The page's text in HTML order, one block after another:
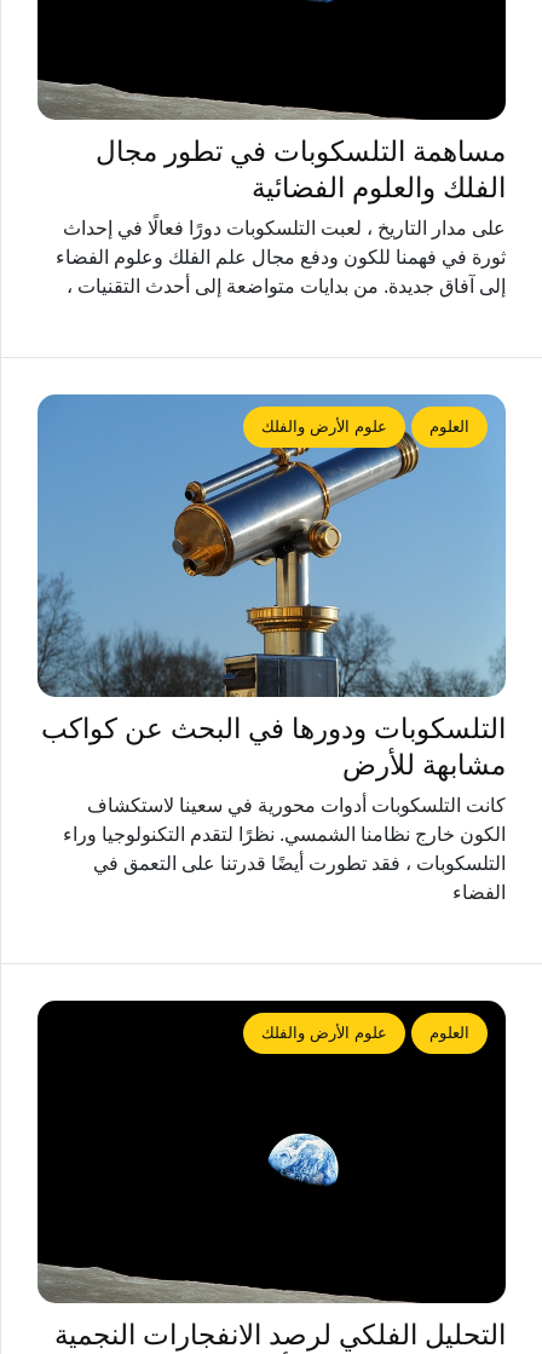
مساهمة التلسكوبات في تطور مجال
الفلك والعلوم الفضائية
على مدار التاريخ ، لعبت التلسكوبات دورًا فعالًا في إحداث
ثورة في فهمنا للكون ودفع مجال علم الفلك وعلوم الفضاء
إلى آفاق جديدة. من بدايات متواضعة إلى أحدث التقنيات ،
العلوم علوم الأرض والفلك
التلسكوبات ودورها في البحث عن كواكب
مشابهة للأرض
كانت التلسكوبات أدوات محورية في سعينا لاستكشاف
الكون خارج نظامنا الشمسي. نظرًا لتقدم التكنولوجيا وراء
التلسكوبات ، فقد تطورت أيضًا قدرتنا على التعمق في
الفضاء
العلوم علوم الأرض والفلك
التحليل الفلكي لرصد الانفجارات النجمية